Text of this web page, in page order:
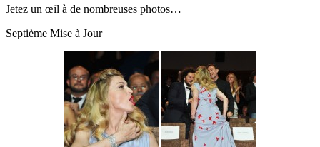
Jetez un œil à de nombreuses photos…
Septième Mise à Jour